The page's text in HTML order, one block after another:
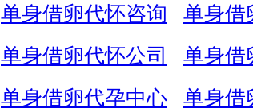
单身借卵代怀咨询
单身借
单身借卵代怀公司
单身借
单身借卵代孕中心
单身借